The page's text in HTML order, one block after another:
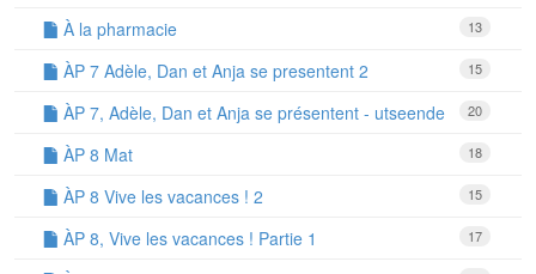
13
À la pharmacie
15
ÀP 7 Adèle, Dan et Anja se presentent 2
20
ÀP 7, Adèle, Dan et Anja se présentent - utseende
18
ÀP 8 Mat
15
ÀP 8 Vive les vacances ! 2
17
ÀP 8, Vive les vacances ! Partie 1